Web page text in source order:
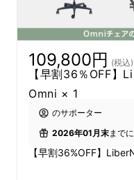
▪️ゴロゴロ姿勢を
トして身体の 負担
109,800円 (税込)
【早割36％OFF】
Omni × 1
のサポーター
2026年01月末まで
【早割36%OFF】